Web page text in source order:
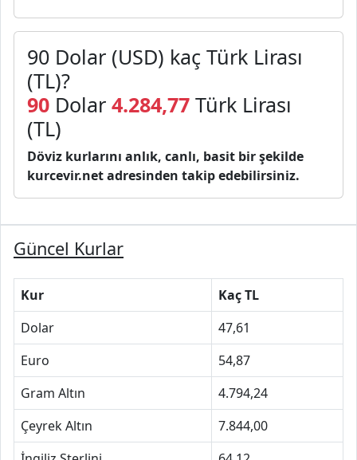
90 Dolar (USD) kaç Türk Lirası
(TL)?
90 Dolar 4.284,77 Türk Lirası
(TL)
Döviz kurlarını anlık, canlı, basit bir şekilde
kurcevir.net adresinden takip edebilirsiniz.
Güncel Kurlar
Kur
Kaç TL
Dolar
47,61
Euro
54,87
Gram Altın
4.794,24
Çeyrek Altın
7.844,00